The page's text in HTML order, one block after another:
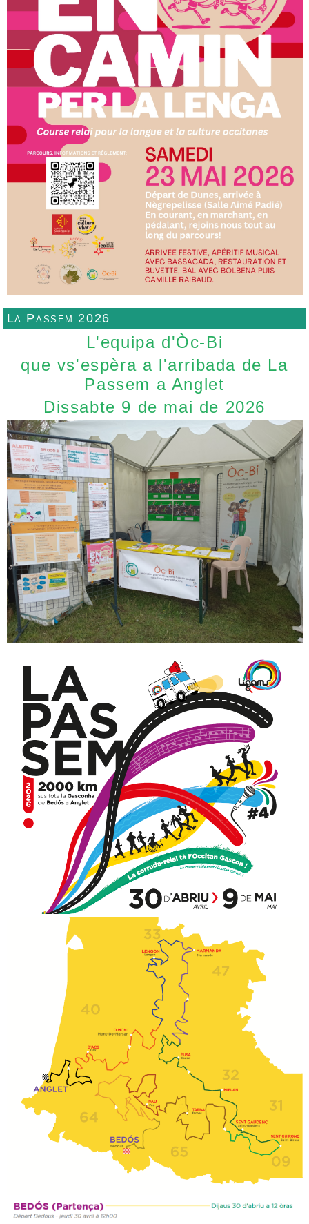
La Passem 2026
L'equipa d'Òc-Bi
que vs'espèra a l'arribada de La
Passem a Anglet
Dissabte 9 de mai de 2026